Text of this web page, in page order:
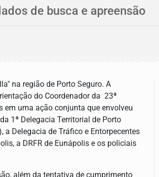
de busca e apreensão
na região de Porto Seguro. A
do Coordenador da 23ª
em uma ação conjunta que envolveu
1ª Delegacia Territorial de Porto
a Delegacia de Tráfico e Entorpecentes
a DRFR de Eunápolis e os policiais
além da tentativa de cumprimento